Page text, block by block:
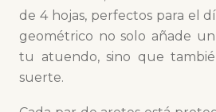
de 4 hojas, perfectos para el
geométrico no solo añade
tu atuendo, sino que
suerte.